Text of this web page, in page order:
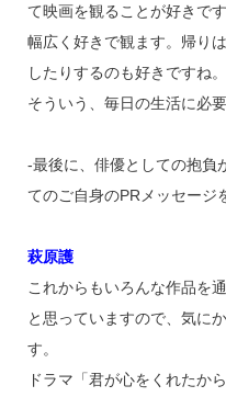
て映画を観ることが好きで
幅広く好きで観ます。帰り
したりするのも好きですね
そういう、毎日の生活に必
‐最後に、俳優としての抱負
てのご自身のPRメッセージ
萩原護
これからもいろんな作品を
と思っていますので、気に
す。
ドラマ「君が心をくれたか